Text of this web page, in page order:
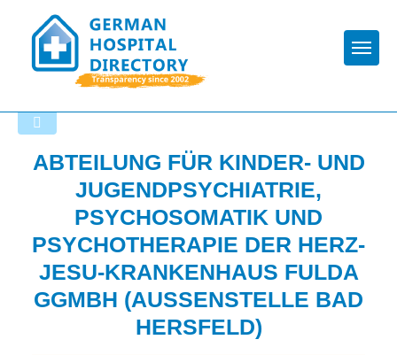
ABTEILUNG FÜR KINDER- UND
JUGENDPSYCHIATRIE,
PSYCHOSOMATIK UND
PSYCHOTHERAPIE DER HERZ-
JESU-KRANKENHAUS FULDA
GGMBH (AUSSENSTELLE BAD H
ERSFELD)